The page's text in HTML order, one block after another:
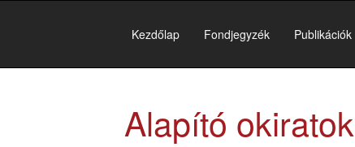
Kezdőlap Fondjegyzék Publikációk
Alapító okiratok